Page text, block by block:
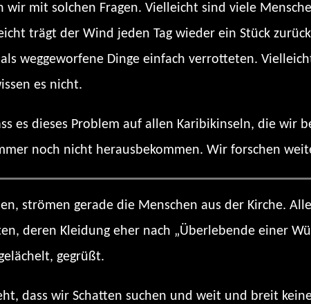
wir mit solchen Fragen. Vielleicht sind viele
trägt der Wind jeden Tag wieder ein Stück
weggeworfene Dinge einfach verrotteten.
es nicht.
es dieses Problem auf allen Karibikinseln, die wir
noch nicht herausbekommen. Wir forschen
strömen gerade die Menschen aus der Kirche.
deren Kleidung eher nach „Überlebende einer
gegrüßt.
dass wir Schatten suchen und weit und breit